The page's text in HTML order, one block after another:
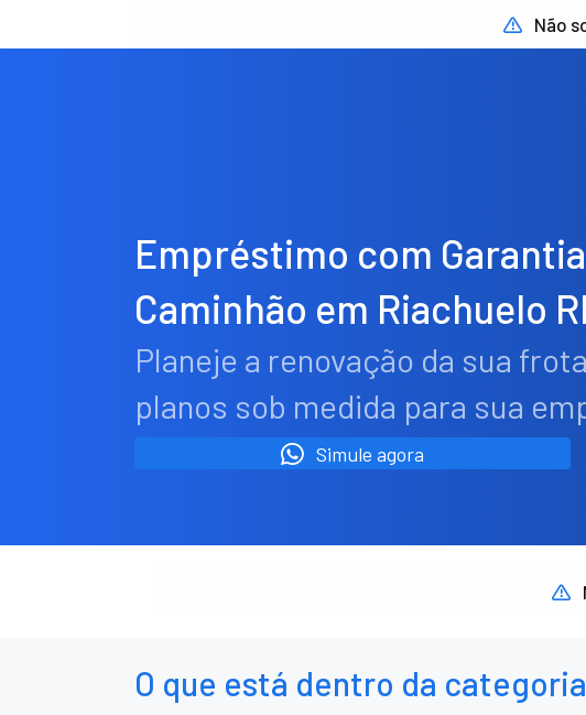
Não
Empréstimo com
Caminhão em Riachuelo
Planeje a renovação da sua
planos sob medida para sua
Simule agora
O que está dentro da